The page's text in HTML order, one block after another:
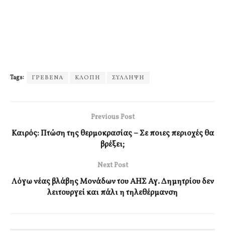
Tags: ΓΡΕΒΕΝΑ ΚΛΟΠΗ ΣΥΛΛΗΨΗ
Previous Post
Καιρός: Πτώση της θερμοκρασίας – Σε ποιες περιοχές θα
βρέξει;
Next Post
Λόγω νέας βλάβης Μονάδων του ΑΗΣ Αγ. Δημητρίου δεν
λειτουργεί και πάλι η τηλεθέρμανση